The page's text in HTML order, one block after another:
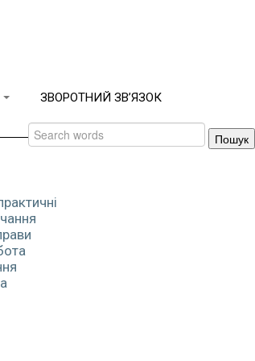
ЗВОРОТНИЙ ЗВ’ЯЗОК